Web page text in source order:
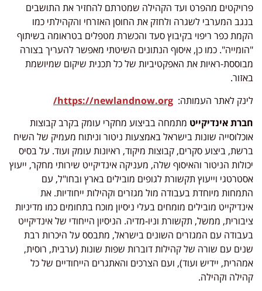
פרויקטים מהפרט ועד הקהילה שמטרתם להחזיר את התושבים
בנגב המערבי לשגרה ולחזק את החוסן האזרחי והקהילתי כמו
הקמת כפר ריפוי בקיבוץ סעד והכשרת מטפלים בטראומה בשיתוף
"הומייה". כמו כן, איסוף הנתונים השיטתי מאפשר להעריך בצורה
מבוססת-ראיות את האפקטיביות של כל תכנית שיקום שמיושמת
באזור.
לינק לאתר העמותה: https://newlandnow.org/
חברת אינדיקייט מתמחה בביצוע מחקרי עומק בקרב קבוצות
אוכלוסייה שונות בישראל באמצעות ניטור וניתוח מעמיק של השיח
ברשת, ביצוע סקרים, קבוצות מיקוד, ראיונות עומק ועוד. על בסיס
יכולות הניטור והאיסוף שלה, מעניקה אינדיקייט שירותי מחקר, ייעוץ
אסטרטגי וייעוץ תקשורת לגופים מובילים בארץ ובחו"ל, עם
התמחות מיוחדת בעבודה מול מגזרים וקהילות ייחודיות. את
אינדיקייט מובילים מומחים בעלי ניסיון מוכח בתחומים כמו מדיניות
ציבורית, ממשל, תקשורת וניו-מדיה. הניסיון הייחודי של אינדיקייט
בעבודה עם המגזרים השונים בישראל, מתבסס על היכרות רבת
שנים עם שורה של קהילות דוברות שפות שונות (ערבית, רוסית,
אמהרית, יידיש ועוד), ועם הצרכים והאתגרים הייחודיים של כל
קהילה וקהילה.